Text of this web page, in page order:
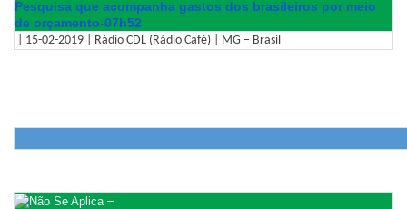
Pesquisa que acompanha gastos dos brasileiros por meio
de orçamento-07h52
| 15-02-2019 | Rádio CDL (Rádio Café) | MG – Brasil
–